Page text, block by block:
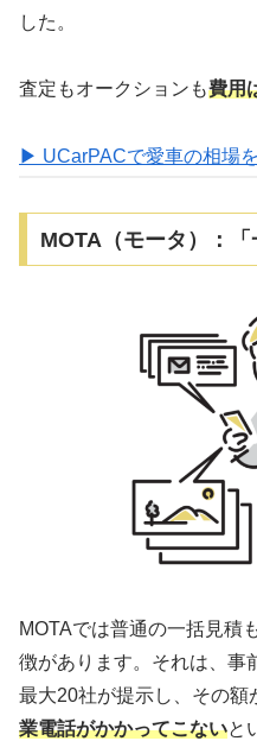
した。
査定もオークションも費用
▶ UCarPACで愛車の相場
MOTA（モータ）：「
MOTAでは普通の一括見積
徴があります。それは、事
最大20社が提示し、その額
業電話がかかってこないと